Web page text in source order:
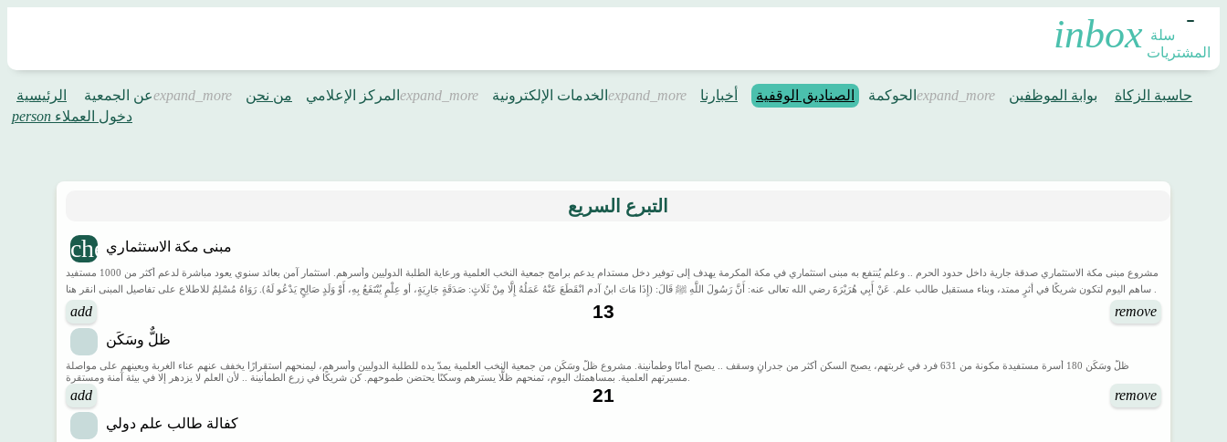
سلة
المشتريات
الرئيسية عن الجمعية من نحن المركز الإعلامي الخدمات الإلكترونية أخبارنا الصناديق الوقفية الحوكمة بوابة الموظفين
حاسبة الزكاة
person دخول العملاء
التبرع السريع
مبنى مكة الاستثماري
مشروع مبنى مكة الاستثماري صدقة جارية داخل حدود الحرم .. وعلم يُنتفع به مبنى استثماري في مكة المكرمة يهدف إلى توفير دخل مستدام يدعم برامج جمعية النخب العلمية ورعاية الطلبة الدوليين وأسرهم. استثمار آمن بعائد سنوي يعود مباشرة لدعم أكثر من 1000 مستفيد
. ساهم اليوم لتكون شريكًا في أثرٍ ممتد، وبناء مستقبل طالب علم. عَنْ أَبِي هُرَيْرَةَ رضي الله تعالى عنه: أَنَّ رَسُولَ اللَّهِ ﷺ قَالَ: (إِذَا مَاتَ ابنُ آدم انْقَطَعَ عَنْهُ عَمَلُهُ إِلَّا مِنْ ثَلَاثٍ: صَدَقَةٍ جَارِيَةٍ، أو عِلْمٍ يُنْتَفَعُ بِهِ، أَوْ وَلَدٍ صَالِحٍ يَدْعُو لَهُ). رَوَاهُ مُسْلِمٌ للاطلاع على تفاصيل المبنى انقر هنا
add
remove
ظلٌّ وسَكَن
ظلٌّ وسَكَن 180 أسرة مستفيدة مكونة من 631 فرد في غربتهم، يصبح السكن أكثر من جدرانٍ وسقف .. يصبح أمانًا وطمأنينة. مشروع ظلٌّ وسَكَن من جمعية النخب العلمية يمدّ يده للطلبة الدوليين وأسرهم، ليمنحهم استقرارًا يخفف عنهم عناء الغربة ويعينهم على مواصلة
add
remove
كفالة طالب علم دولي